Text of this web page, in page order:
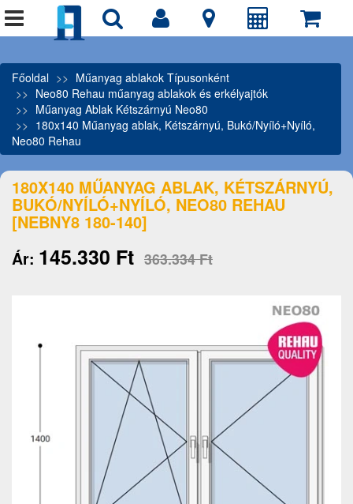
Főoldal
Műanyag ablakok Típusonként
Neo80 Rehau műanyag ablakok és erkélyajtók
Műanyag Ablak Kétszárnyú Neo80
180x140 Műanyag ablak, Kétszárnyú, Bukó/Nyíló+Nyíló,
Neo80 Rehau
180X140 MŰANYAG ABLAK, KÉTSZÁRNYÚ,
BUKÓ/NYÍLÓ+NYÍLÓ, NEO80 REHAU
[NEBNY8 180-140]
Ár: 145.330 Ft 363.334 Ft